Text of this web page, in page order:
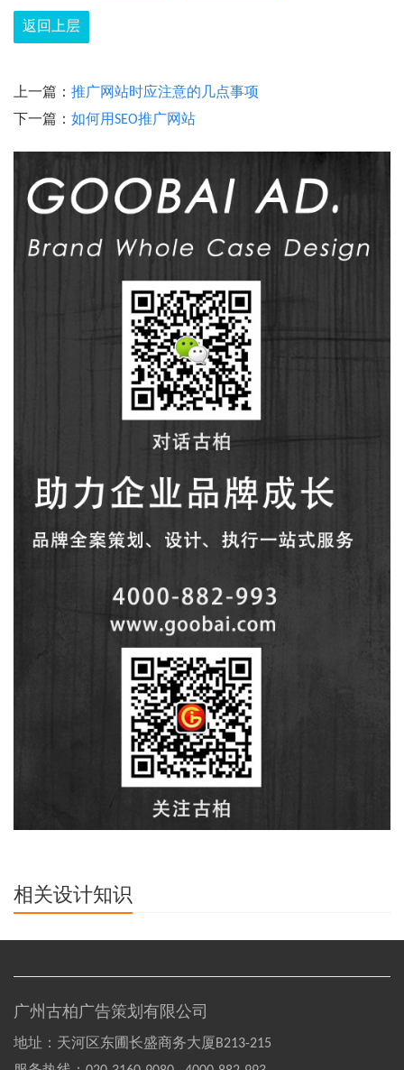
返回上层
上一篇： 推广网站时应注意的几点事项
下一篇： 如何用SEO推广网站
相关设计知识
广州古柏广告策划有限公司
地址：天河区东圃长盛商务大厦B213-215